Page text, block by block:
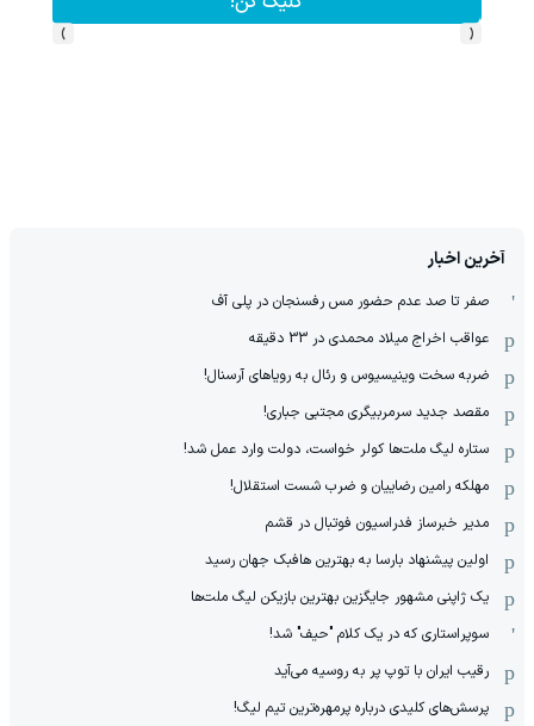
‹
›
آخرین اخبار
صفر تا صد عدم حضور مس رفسنجان در پلی آف
عواقب اخراج میلاد محمدی در 33 دقیقه
ضربه سخت وینیسیوس و رئال به رویاهای آرسنال!
مقصد جدید سرمربیگری مجتبی جباری!
ستاره لیگ ملت‌ها کولر خواست، دولت وارد عمل شد!
مهلکه رامین رضاییان و ضرب شست استقلال!
مدیر خبرساز فدراسیون فوتبال در قشم
اولین پیشنهاد بارسا به بهترین هافبک جهان رسید
یک ژاپنی مشهور جایگزین بهترین بازیکن لیگ ملت‌ها
سوپراستاری که در یک کلام "حیف" شد!
رقیب ایران با توپ پر به روسیه می‌آید
پرسش‌های کلیدی درباره پرمهره‌ترین تیم لیگ!